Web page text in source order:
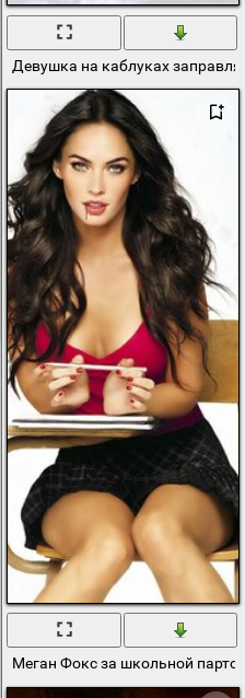
Девушка на каблуках
Меган Фокс за школьной